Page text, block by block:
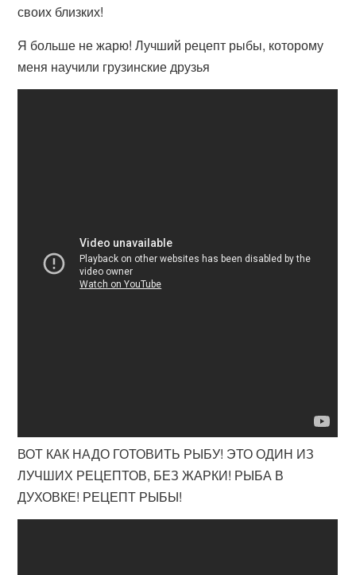
своих близких!
Я больше не жарю! Лучший рецепт рыбы, которому
меня научили грузинские друзья
ВОТ КАК НАДО ГОТОВИТЬ РЫБУ! ЭТО ОДИН ИЗ
ЛУЧШИХ РЕЦЕПТОВ, БЕЗ ЖАРКИ! РЫБА В
ДУХОВКЕ! РЕЦЕПТ РЫБЫ!